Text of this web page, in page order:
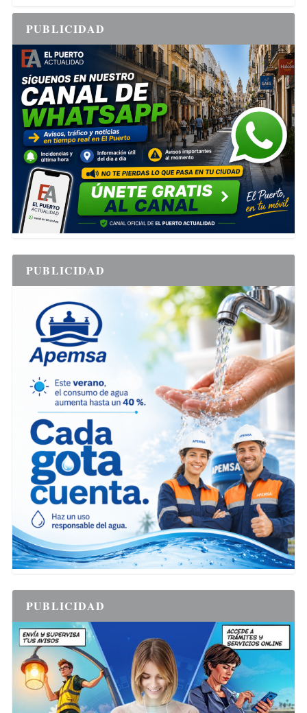
PUBLICIDAD
PUBLICIDAD
PUBLICIDAD